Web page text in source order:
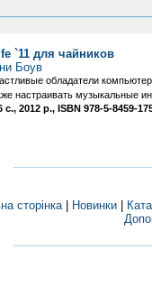
`11 для чайников
Боув
обладатели
настраивать музыкальные
с., 2012 р., ISBN 978-5-8459-
сторінка| Новинки